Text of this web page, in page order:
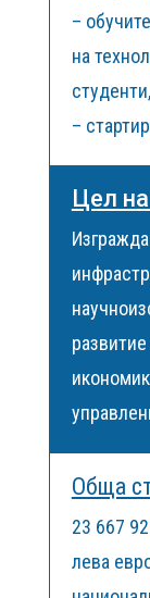
–
на
–
Цел
Обща
23 667
лева